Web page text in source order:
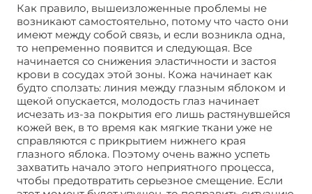
Как правило, вышеизложенные проблемы не
возникают самостоятельно, потому что часто они
имеют между собой связь, и если возникла одна,
то непременно появится и следующая. Все
начинается со снижения эластичности и застоя
крови в сосудах этой зоны. Кожа начинает как
будто сползать: линия между глазным яблоком и
щекой опускается, молодость глаз начинает
исчезать из-за покрытия его лишь растянувшейся
кожей век, в то время как мягкие ткани уже не
справляются с прикрытием нижнего края
глазного яблока. Поэтому очень важно успеть
захватить начало этого неприятного процесса,
чтобы предотвратить серьезное смещение. Если